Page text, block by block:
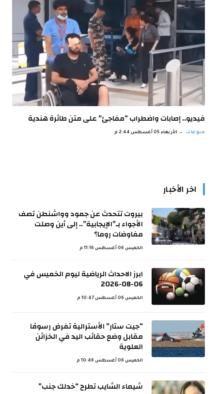
فيديو.. إصابات واضطراب “مفاجئ” على متن طائرة هندية
منوعات الأربعاء 05 أغسطس 2:44 م
اخر الأخبار
بيروت تتحدث عن جمود وواشنطن تصف
الأجواء بـ”الإيجابية”.. إلى أين وصلت
مفاوضات روما؟
الخميس 06 أغسطس 11:16 م
ابرز الاحداث الرياضية ليوم الخميس في
06-08-2026
الخميس 06 أغسطس 10:47 م
“جيت ستار” الأسترالية تفرض رسومًا
مقابل وضع حقائب اليد في الخزائن
العلوية
الخميس 06 أغسطس 10:46 م
شيماء الشايب تطرح “خدلك جنب”